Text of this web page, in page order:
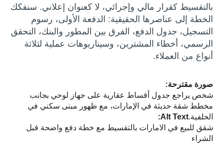
بالتقسيط كقرار مالي وإجرائي، لا كعنوان إعلاني. سنفكك
الخطة إلى عناصرها الحقيقية: الدفعة الأولى، رسوم
التسجيل، جدول الدفع، الفرق بين المطور والبنك، التحقق
الرسمي، أخطاء المشترين، وسيناريوهات عملية لثلاثة
أنواع من العملاء.
صورة مقترحة:
شخص يراجع جدول أقساط عقارية على جهاز لوحي بجانب
مخطط شقة حديثة في الإمارات، مع ظهور مبنى سكني في
الخلفية.Alt Text:
شقق للبيع في الامارات بالتقسيط مع خطة دفع واضحة قبل
الشراء